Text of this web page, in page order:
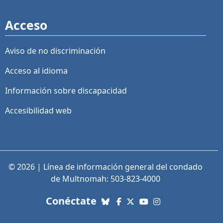
Acceso
Aviso de no discriminación
Acceso al idioma
Información sobre discapacidad
Accesibilidad web
© 2026 | Línea de información general del condado
de Multnomah: 503-823-4000
Conéctate con nosotros. Enlaces a
Bluesky
Facebook
X (Twitter)
YouTube
Instagram